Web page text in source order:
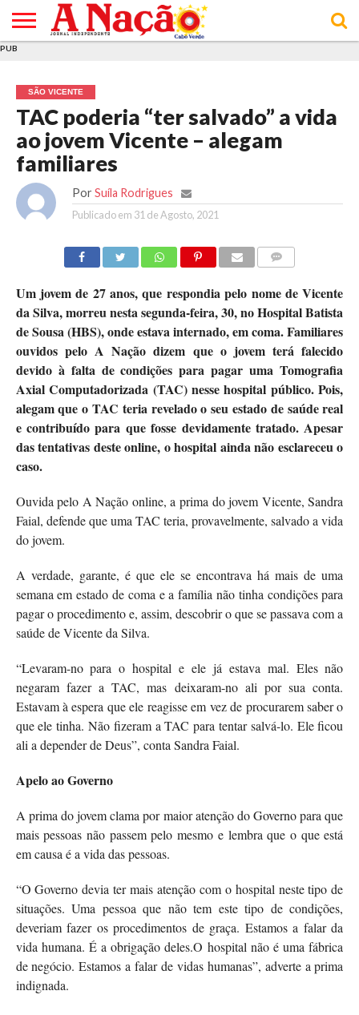
E DE
COOKIES
DE
UTILIZAÇÃO
PUB
SÃO VICENTE
TAC poderia “ter salvado” a vida
ao jovem Vicente – alegam
familiares
Por Suíla Rodrigues
Publicado em 31 de Agosto, 2021
Um jovem de 27 anos, que respondia pelo nome de Vicente
da Silva, morreu nesta segunda-feira, 30, no Hospital Batista
de Sousa (HBS), onde estava internado, em coma. Familiares
ouvidos pelo A Nação dizem que o jovem terá falecido
devido à falta de condições para pagar uma Tomografia
Axial Computadorizada (TAC) nesse hospital público. Pois,
alegam que o TAC teria revelado o seu estado de saúde real
e contribuído para que fosse devidamente tratado. Apesar
das tentativas deste online, o hospital ainda não esclareceu o
caso.
Ouvida pelo A Nação online, a prima do jovem Vicente, Sandra
Faial, defende que uma TAC teria, provavelmente, salvado a vida
do jovem.
A verdade, garante, é que ele se encontrava há mais de uma
semana em estado de coma e a família não tinha condições para
pagar o procedimento e, assim, descobrir o que se passava com a
saúde de Vicente da Silva.
“Levaram-no para o hospital e ele já estava mal. Eles não
negaram fazer a TAC, mas deixaram-no ali por sua conta.
Estavam à espera que ele reagisse em vez de procurarem saber o
que ele tinha. Não fizeram a TAC para tentar salvá-lo. Ele ficou
ali a depender de Deus”, conta Sandra Faial.
Apelo ao Governo
A prima do jovem clama por maior atenção do Governo para que
mais pessoas não passem pelo mesmo e lembra que o que está
em causa é a vida das pessoas.
“O Governo devia ter mais atenção com o hospital neste tipo de
situações. Uma pessoa que não tem este tipo de condições,
deveriam fazer os procedimentos de graça. Estamos a falar da
vida humana. É a obrigação deles.O hospital não é uma fábrica
de negócio. Estamos a falar de vidas humanas”, adverte a prima
indignada.